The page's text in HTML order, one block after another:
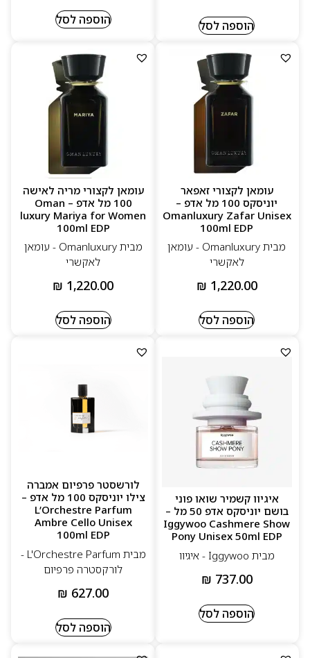
הוספה לסל הוספה לסל
עומאן לקצורי זאפאר
יוניסקס 100 מל אדפ –
Omanluxury Zafar Unisex
100ml EDP
מבית Omanluxury - עומאן
לאקשרי
₪ 1,220.00
הוספה לסל
עומאן לקצורי מריה לאישה
100 מל אדפ – Oman
luxury Mariya for Women
100ml EDP
מבית Omanluxury - עומאן
לאקשרי
₪ 1,220.00
הוספה לסל
איגיוו קשמיר שואו פוני
בושם יוניסקס אדפ 50 מל –
Iggywoo Cashmere Show
Pony Unisex 50ml EDP
מבית Iggywoo - איגיוו
₪ 737.00
הוספה לסל
לורשסטר פרפיום אמברה
צילו יוניסקס 100 מל אדפ –
L’Orchestre Parfum
Ambre Cello Unisex
100ml EDP
מבית L'Orchestre Parfum -
לורקסטרה פרפיום
₪ 627.00
הוספה לסל